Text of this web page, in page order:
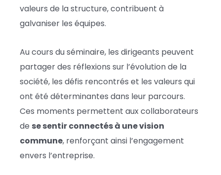
valeurs de la structure, contribuent à
galvaniser les équipes.
Au cours du séminaire, les dirigeants peuvent
partager des réflexions sur l’évolution de la
société, les défis rencontrés et les valeurs qui
ont été déterminantes dans leur parcours.
Ces moments permettent aux collaborateurs
de se sentir connectés à une vision
commune, renforçant ainsi l’engagement
envers l’entreprise.